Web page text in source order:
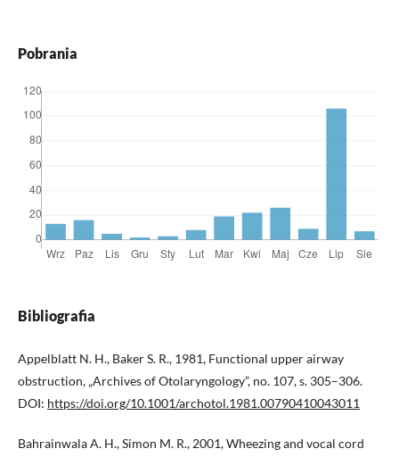
Pobrania
Bibliografia
Appelblatt N. H., Baker S. R., 1981, Functional upper airway
obstruction, „Archives of Otolaryngology”, no. 107, s. 305–306.
DOI: https://doi.org/10.1001/archotol.1981.00790410043011
Bahrainwala A. H., Simon M. R., 2001, Wheezing and vocal cord